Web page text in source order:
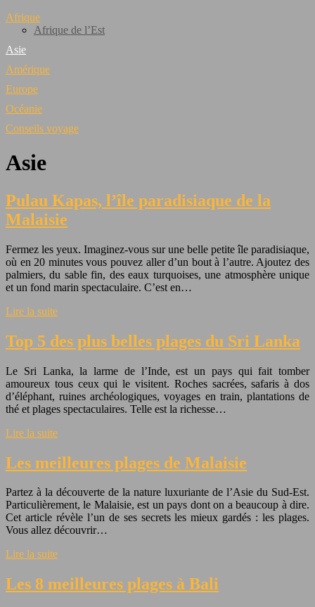
Afrique
Afrique de l’Est
Asie
Amérique
Europe
Océanie
Conseils voyage
Asie
Pulau Kapas, l’île paradisiaque de la
Malaisie
Fermez les yeux. Imaginez-vous sur une belle petite île paradisiaque,
où en 20 minutes vous pouvez aller d’un bout à l’autre. Ajoutez des
palmiers, du sable fin, des eaux turquoises, une atmosphère unique
et un fond marin spectaculaire. C’est en…
Lire la suite
Top 5 des plus belles plages du Sri Lanka
Le Sri Lanka, la larme de l’Inde, est un pays qui fait tomber
amoureux tous ceux qui le visitent. Roches sacrées, safaris à dos
d’éléphant, ruines archéologiques, voyages en train, plantations de
thé et plages spectaculaires. Telle est la richesse…
Lire la suite
Les meilleures plages de Malaisie
Partez à la découverte de la nature luxuriante de l’Asie du Sud-Est.
Particulièrement, le Malaisie, est un pays dont on a beaucoup à dire.
Cet article révèle l’un de ses secrets les mieux gardés : les plages.
Vous allez découvrir…
Lire la suite
Les 8 meilleures plages à Bali